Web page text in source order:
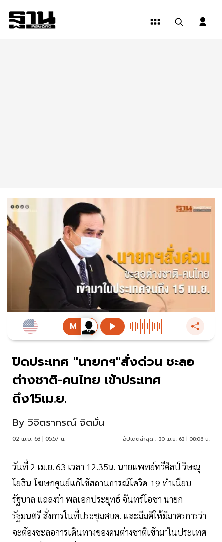
ปิดประเทศ "นายกฯ"สั่งด่วน ชะลอ
ต่างชาติ-คนไทย เข้าประเทศ
ถึง15เม.ย.
By วิจิตราภรณ์ จิตมั่น
02 เม.ย. 63 | 05:57 น. อัปเดตล่าสุด : 30 เม.ย. 63 | 08:06 น.
วันที่ 2 เม.ย. 63 เวลา 12.35น. นายแพทย์ทวีศิลป์ วิษณุ
โยธิน โฆษกศูนย์แก้ไข้สถานการณ์โควิด-19 ทำเนียบ
รัฐบาล แถลงว่า พลเอกประยุทธ์ จันทร์โอชา นายก
รัฐมนตรี สั่งการในที่ประชุมศบค. และมีมติให้มีมาตรการว่า
จะต้องชะลอการเดินทางของคนต่างชาติเข้ามาในประเทศ